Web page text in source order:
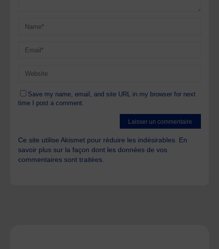
Save my name, email, and site URL in my browser for next
time I post a comment.
Ce site utilise Akismet pour réduire les indésirables. En
savoir plus sur la façon dont les données de vos
commentaires sont traitées